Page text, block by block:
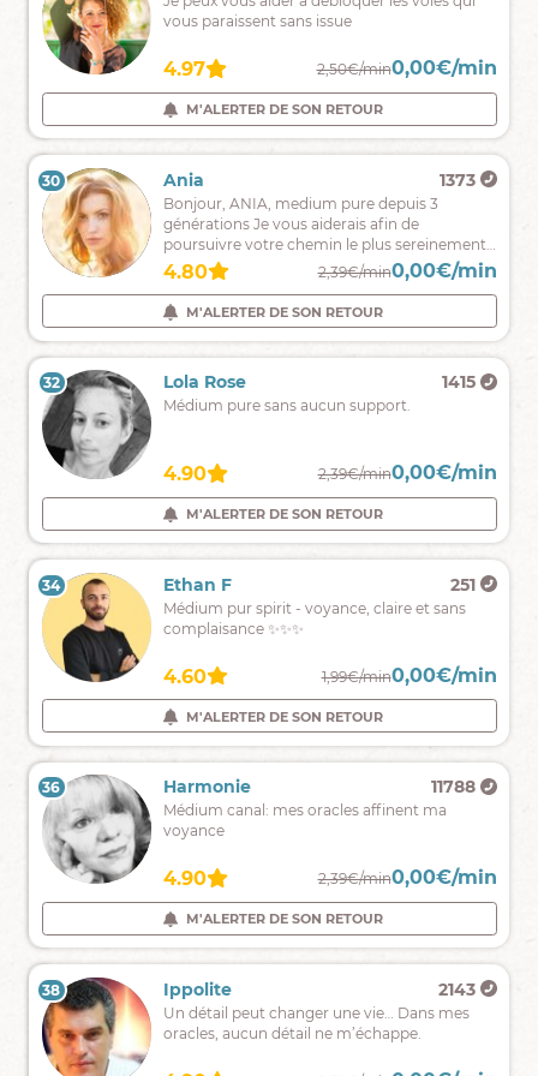
numérologue
tarologue
4.88 0,00€/min
vous paraissent sans issue
4.97 2,50€/min0,00€/min
M'ALERTER DE SON RETOUR
29 Taina
9735
decouvrez
maintenant
ce
que
votre
avenir
vous
réserve
4.94 2,49€/min 0,00€/min
M'ALERTER DE SON RETOUR
30 Ania 1373
Bonjour, ANIA, medium pure depuis 3
générations Je vous aiderais afin de
poursuivre votre chemin le plus sereinement
possible .a très vite !!
4.80 2,39€/min0,00€/min
M'ALERTER DE SON RETOUR
31 Maalcolm
4173
Je
aider
vous
connaitre
au
profond
de
vous-
4.93 2,00€/min 0,00€/min
M'ALERTER DE SON RETOUR
32 Lola Rose 1415
Médium pure sans aucun support.
4.90 2,39€/min0,00€/min
M'ALERTER DE SON RETOUR
33 Isabel
9284
Je
suis
Médium
sans
support.
De
retour
6
août
5.00 2,49€/min 0,00€/min
M'ALERTER DE SON RETOUR
34 Ethan F 251
Médium pur spirit - voyance, claire et sans
complaisance ✨✨✨
4.60 1,99€/min0,00€/min
M'ALERTER DE SON RETOUR
35 Crystall
595
Ma
mission
de
aider
,
vous
vous
guider
4.90 2,59€/min 0,00€/min
M'ALERTER DE SON RETOUR
36 Harmonie 11788
Médium canal: mes oracles affinent ma
voyance
4.90 2,39€/min0,00€/min
M'ALERTER DE SON RETOUR
37 Jessy
9486
Médium
sans
38 Ippolite 2143
Un détail peut changer une vie… Dans mes
oracles, aucun détail ne m’échappe.